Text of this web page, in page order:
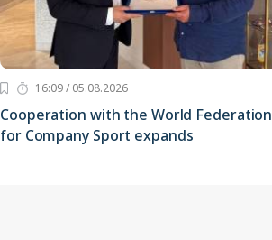
16:09 / 05.08.2026
Cooperation with the World Federation
for Company Sport expands